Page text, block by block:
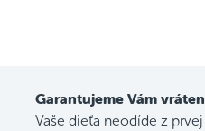
Garantujeme Vám
Vaše dieťa neodíde z